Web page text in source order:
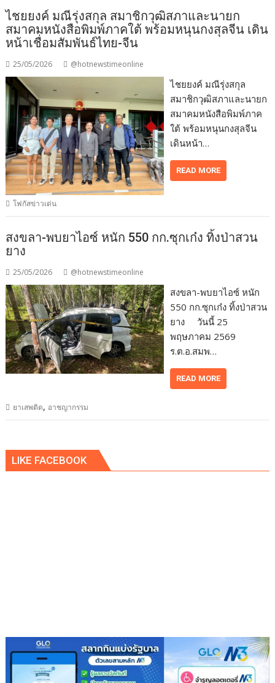
ไชยยงค์ มณีรุ่งสกุล สมาชิกวุฒิสภาและนายก
สมาคมหนังสือพิมพ์ภาคใต้ พร้อมหนุนกงสุลจีน เดิน
หน้าเชื่อมสัมพันธ์ไทย-จีน
25/05/2026 @hotnewstimeonline
ไชยยงค์ มณีรุ่งสกุล
สมาชิกวุฒิสภาและนายก
สมาคมหนังสือพิมพ์ภาค
ใต้ พร้อมหนุนกงสุลจีน
เดินหน้า…
READ MORE
โฟกัสข่าวเด่น
สงขลา-พบยาไอซ์ หนัก 550 กก.ซุกเก๋ง ทิ้งป่าสวน
ยาง
25/05/2026 @hotnewstimeonline
สงขลา-พบยาไอซ์ หนัก
550 กก.ซุกเก๋ง ทิ้งป่าสวน
ยาง วันนี้ 25
พฤษภาคม 2569
ร.ต.อ.สมพ…
READ MORE
ยาเสพติด, อาชญากรรม
LIKE FACEBOOK